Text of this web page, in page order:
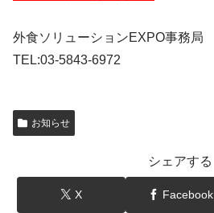
外食ソリューションEXPO事務局
TEL:03-5843-6972
お知らせ
シェアする
X Facebook